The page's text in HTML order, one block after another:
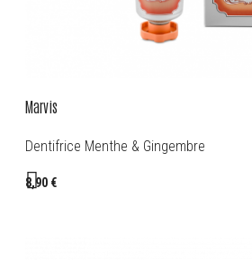
Marvis
Dentifrice Menthe & Gingembre
8,90 €